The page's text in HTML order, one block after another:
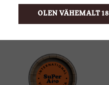
OLEN VÄHEMALT 18